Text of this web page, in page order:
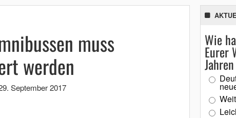
muss
werden
September 2017
Wie
Eurer